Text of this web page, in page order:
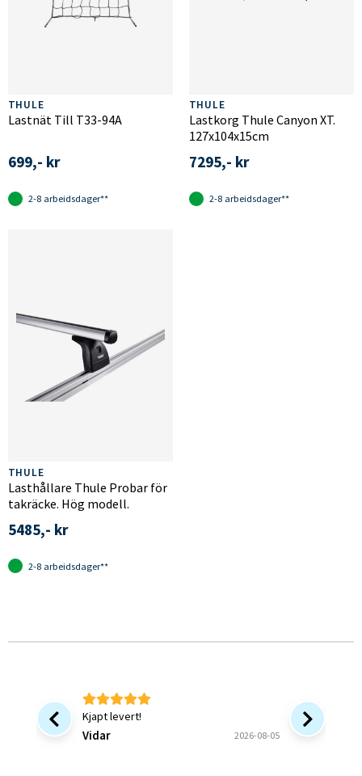
THULE
Lastnät Till T33-94A
699,- kr
2-8 arbeidsdager**
THULE
Lastkorg Thule Canyon XT.
127x104x15cm
7295,- kr
2-8 arbeidsdager**
THULE
Lasthållare Thule Probar för
takräcke. Hög modell.
5485,- kr
2-8 arbeidsdager**
Kjapt levert!
Vidar 2026-08-05
Bra at